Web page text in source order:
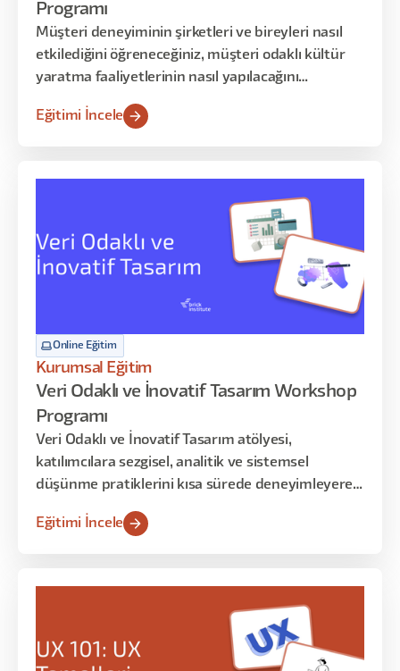
Programı
Müşteri deneyiminin şirketleri ve bireyleri nasıl
etkilediğini öğreneceğiniz, müşteri odaklı kültür
yaratma faaliyetlerinin nasıl yapılacağını
deneyimi yönetmeyi -uygulama yoluyla-
Eğitimi İncele
Online Eğitim
Kurumsal Eğitim
Veri Odaklı ve İnovatif Tasarım Workshop
Programı
Veri Odaklı ve İnovatif Tasarım atölyesi,
katılımcılara sezgisel, analitik ve sistemsel
düşünme pratiklerini kısa sürede deneyimleyerek
içerikte, kullanıcı verilerinden iç görü üretme,
Eğitimi İncele